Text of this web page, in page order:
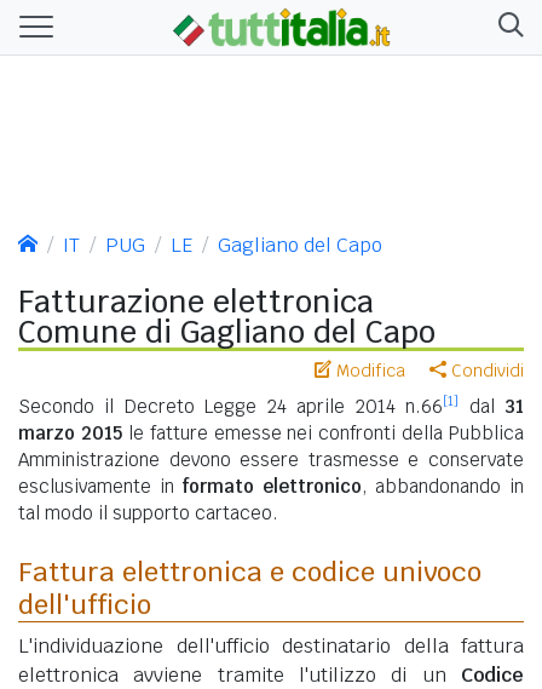
IT PUG LE Gagliano del Capo
Fatturazione elettronica
Comune di Gagliano del Capo
Modifica Condividi
Secondo il Decreto Legge 24 aprile 2014 n.66[1] dal 31
marzo 2015le fatture emesse nei confronti della Pubblica
Amministrazione devono essere trasmesse e conservate
esclusivamente in formato elettronico, abbandonando in
tal modo il supporto cartaceo.
Fattura elettronica e codice univoco
dell'ufficio
L'individuazione dell'ufficio destinatario della fattura
elettronica avviene tramite l'utilizzo di un Codice